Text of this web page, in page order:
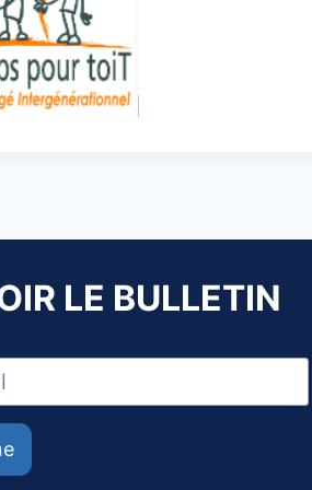
LE BULLETIN